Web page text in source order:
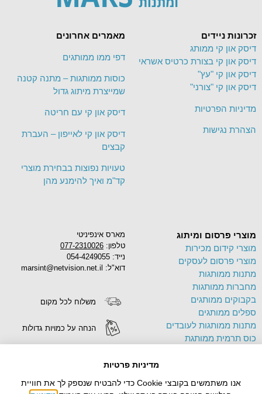
מארס אינפיניטי
טלפון: 077-2310026
נייד: 054-4249055
דוא"ל: marsint@netvision.net.il
משלוח לכל מקום
הנחה על כמויות גדולות
מוצרי פרסום ומיתוג
מוצרי קידום מכירות
מוצרי פרסום לעסקים
מתנות ממותגות
מחברות ממותגות
בקבוקים ממותגים
ספלים ממותגים
מתנות ממותגות לעובדים
כוס תרמית ממותגת
עטים ממותגים
מאמרים אחרונים
דפי ממו ממותגים
כוסות ממותגות – מתנה קטנה
שמייצרת מיתוג גדול
דיסק און קי עם חריטה
דיסק און קי לאייפון – העברת
קבצים
טעויות נפוצות בבחירת מוצרי
קד"מ ואיך להימנע מהן
זכרונות ניידים
דיסק און קי ממותג
דיסק און קי בצורת כרטיס אשראי
דיסק און קי "עץ"
דיסק און קי "צורני"
מדיניות הפרטיות
הצהרת נגישות
מדיניות פרטיות
אנו משתמשים בקובצי Cookie כדי להבטיח שנספק לך את חוויית